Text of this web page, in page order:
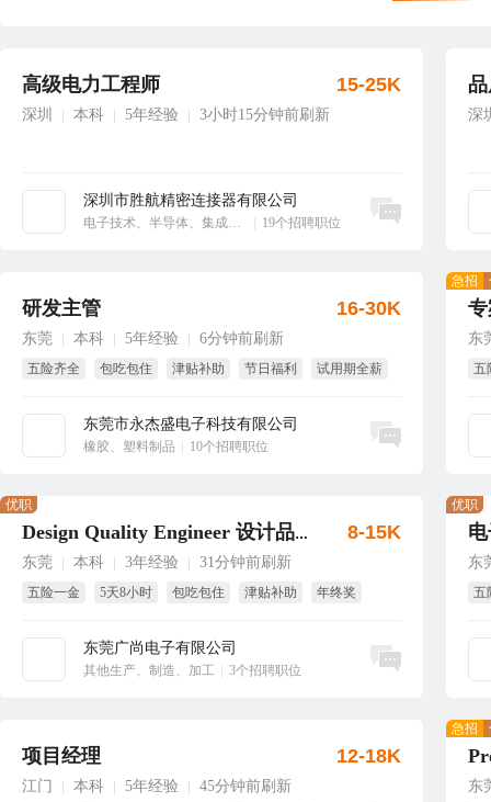
高级电力工程师
深圳 本科 5年经验 3小时15分钟前刷新
深圳市胜航精密连接器有限公司
电子技术、半导体、集成电路 19个招聘职位
15-25K
立即沟通
深
研发主管
东莞 本科 5年经验 6分钟前刷新
五险齐全 包吃包住 津贴补助 节日福利
试用期全薪
东莞市永杰盛电子科技有限公司
橡胶、塑料制品 10个招聘职位
16-30K
立即沟通
东
五
急招
Design Quality Engineer 设计品质工程师
东莞 本科 3年经验 31分钟前刷新
五险一金 5天8小时 包吃包住 津贴补助
年终奖
东莞广尚电子有限公司
其他生产、制造、加工 3个招聘职位
优职
8-15K
立即沟通
东
五
优职
项目经理
江门 本科 5年经验 45分钟前刷新
12-18K
东
急招